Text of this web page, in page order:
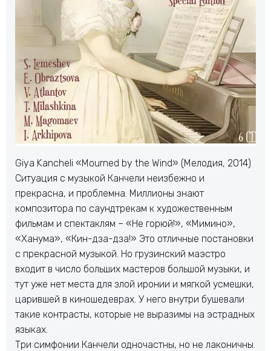
Giya Kancheli «Mourned by the Wind» (Мелодия, 2014)
Ситуация с музыкой Канчели неизбежно и
прекрасна, и проблемна. Миллионы знают
композитора по саундтрекам к художественным
фильмам и спектаклям – «Не горюй!», «Мимино»,
«Ханума», «Кин-дза-дза!» Это отличные постановки
с прекрасной музыкой. Но грузинский маэстро
входит в число больших мастеров большой музыки, и
тут уже нет места для злой иронии и мягкой усмешки,
царившей в киношедеврах. У него внутри бушевали
такие контрасты, которые не выразимы на эстрадных
языках.
Три симфонии Канчели одночастны, но не лаконичны.